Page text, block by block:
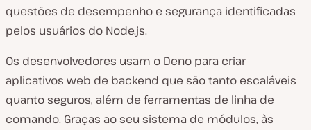
questões de desempenho e segurança identificadas
pelos usuários do Node.js.
Os desenvolvedores usam o Deno para criar
aplicativos web de backend que são tanto escaláveis
quanto seguros, além de ferramentas de linha de
comando. Graças ao seu sistema de módulos, às